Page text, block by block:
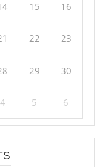
15 16
22 23
29 30
4 5 6